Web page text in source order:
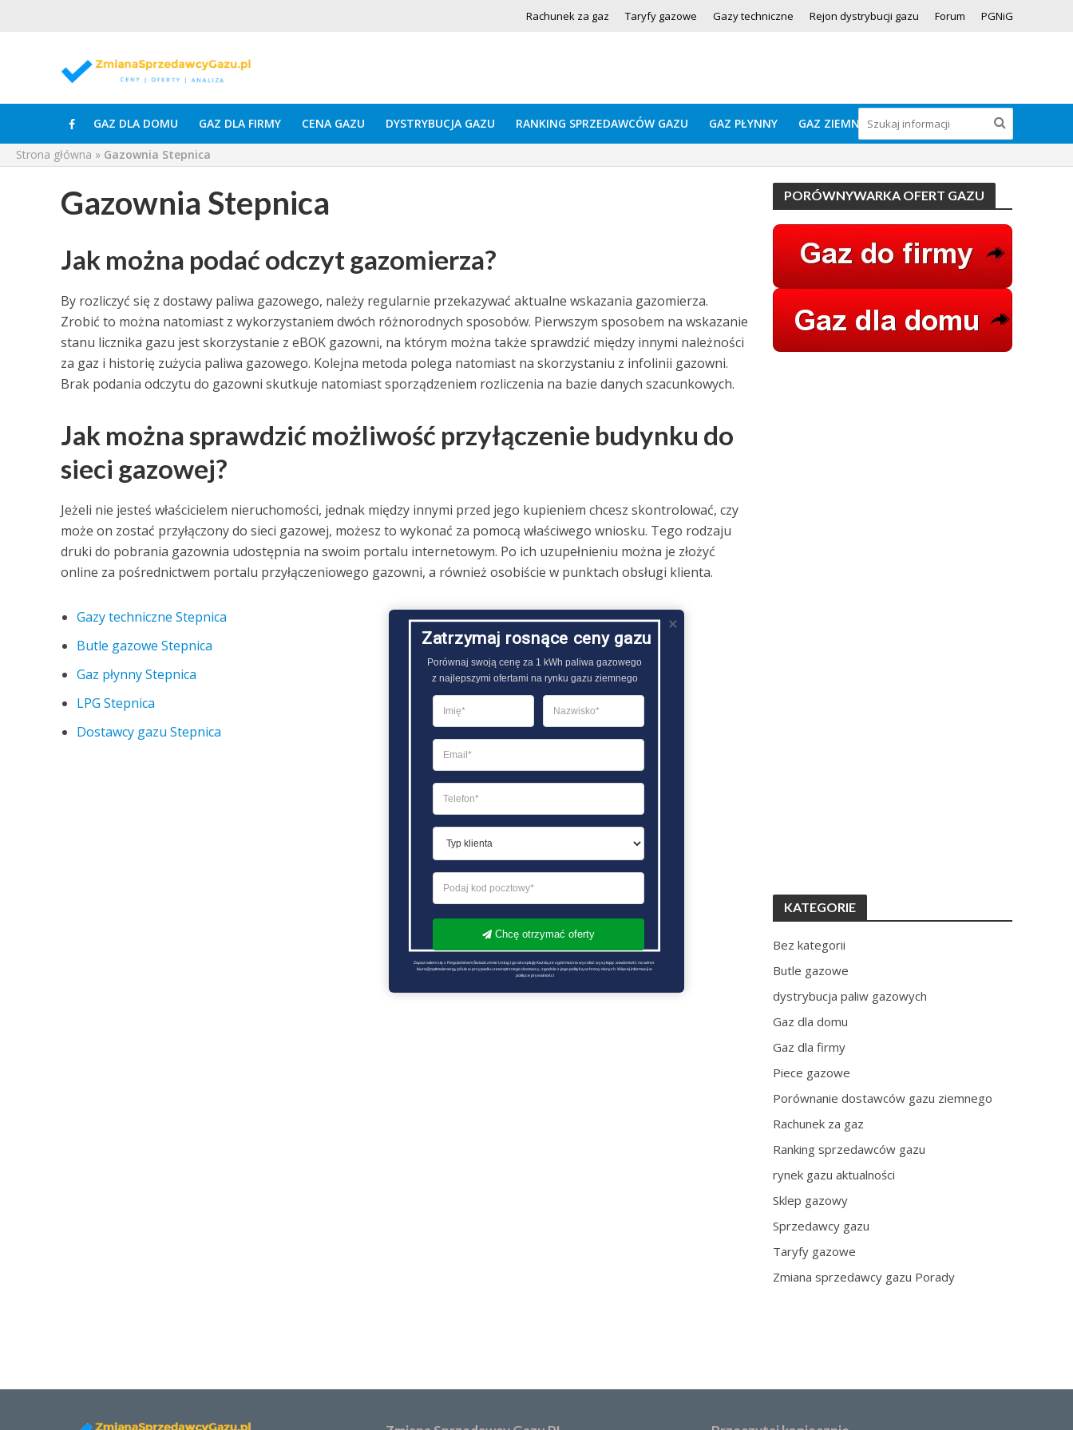
Rachunek za gaz Taryfy gazowe Gazy techniczne Rejon dystrybucji gazu Forum PGNiG
GAZ DLA DOMU GAZ DLA FIRMY CENA GAZU DYSTRYBUCJA GAZU RANKING SPRZEDAWCÓW GAZU GAZ PŁYNNY GAZ ZIEMNY
Strona główna » Gazownia Stepnica
Gazownia Stepnica
Jak można podać odczyt gazomierza?
By rozliczyć się z dostawy paliwa gazowego, należy regularnie przekazywać aktualne wskazania gazomierza.
Zrobić to można natomiast z wykorzystaniem dwóch różnorodnych sposobów. Pierwszym sposobem na wskazanie
stanu licznika gazu jest skorzystanie z eBOK gazowni, na którym można także sprawdzić między innymi należności
za gaz i historię zużycia paliwa gazowego. Kolejna metoda polega natomiast na skorzystaniu z infolinii gazowni.
Brak podania odczytu do gazowni skutkuje natomiast sporządzeniem rozliczenia na bazie danych szacunkowych.
Jak można sprawdzić możliwość przyłączenie budynku do
sieci gazowej?
Jeżeli nie jesteś właścicielem nieruchomości, jednak między innymi przed jego kupieniem chcesz skontrolować, czy
może on zostać przyłączony do sieci gazowej, możesz to wykonać za pomocą właściwego wniosku. Tego rodzaju
druki do pobrania gazownia udostępnia na swoim portalu internetowym. Po ich uzupełnieniu można je złożyć
online za pośrednictwem portalu przyłączeniowego gazowni, a również osobiście w punktach obsługi klienta.
Gazy techniczne Stepnica
Butle gazowe Stepnica
Gaz płynny Stepnica
LPG Stepnica
Dostawcy gazu Stepnica
PORÓWNYWARKA OFERT GAZU
KATEGORIE
Bez kategorii
Butle gazowe
dystrybucja paliw gazowych
Gaz dla domu
Gaz dla firmy
Piece gazowe
Porównanie dostawców gazu ziemnego
Rachunek za gaz
Ranking sprzedawców gazu
rynek gazu aktualności
Sklep gazowy
Sprzedawcy gazu
Taryfy gazowe
Zmiana sprzedawcy gazu Porady
Zatrzymaj rosnące ceny gazu
Porównaj swoją cenę za 1 kWh paliwa gazowego
z najlepszymi ofertami na rynku gazu ziemnego
Chcę otrzymać oferty
Zapoznałem się z Regulaminem Świadczenie Usług i go akceptuję Każdą ze zgód można wycofać wysyłając wiadomość na adres
biuro@optimalenergy.pl lub w przypadku zewnętrznego dostawcy, zgodnie z jego polityką ochrony danych. Więcej informacji w
polityce prywatności